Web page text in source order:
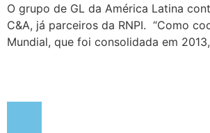
O grupo de GL da América Latina
C&A, já parceiros da RNPI. “Como
Mundial, que foi consolidada em